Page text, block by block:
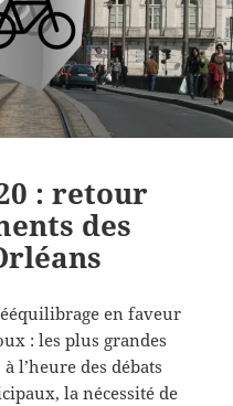
: retour
des
en faveur
: les plus grandes
l’heure des débats
la nécessité de